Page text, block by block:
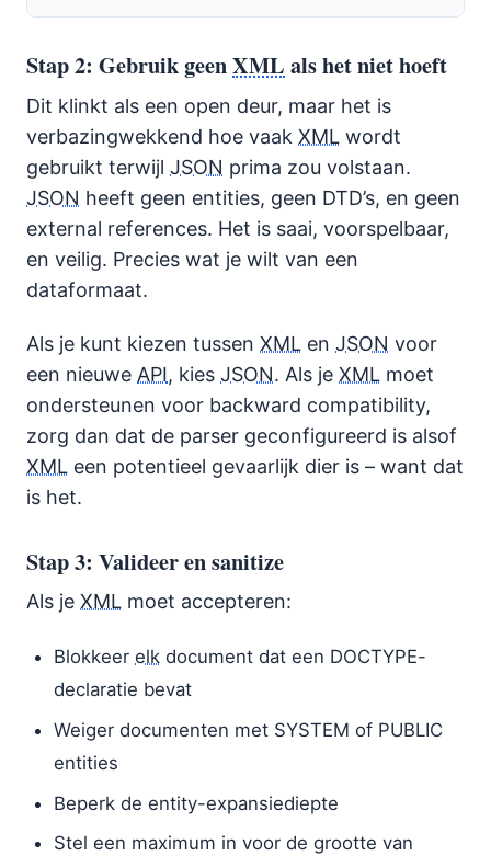
Stap 2: Gebruik geenXML als het niet hoeft
Dit klinkt als een open deur, maar het is
verbazingwekkend hoe vaak XML wordt
gebruikt terwijl JSON prima zou volstaan.
JSON heeft geen entities, geen DTD’s, en geen
external references. Het is saai, voorspelbaar,
en veilig. Precies wat je wilt van een
dataformaat.
Als je kunt kiezen tussen XML en JSON voor
een nieuwe API, kies JSON. Als je XML moet
ondersteunen voor backward compatibility,
zorg dan dat de parser geconfigureerd is alsof
XML een potentieel gevaarlijk dier is – want dat
is het.
Stap 3: Valideer en sanitize
Als je XML moet accepteren:
Blokkeerelk document dat een DOCTYPE-
declaratie bevat
Weiger documenten met SYSTEM of PUBLIC
entities
Beperk de entity-expansiediepte
Stel een maximum in voor de grootte van